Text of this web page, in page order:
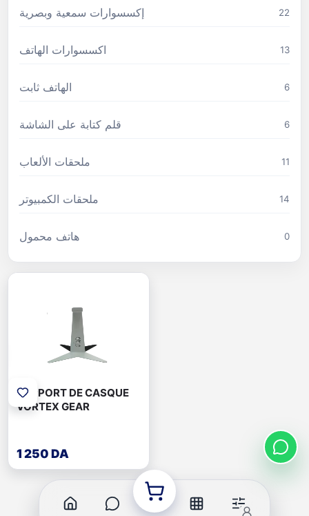
إكسسوارات سمعية وبصرية 22
اكسسوارات الهاتف 13
الهاتف ثابت 6
قلم كتابة على الشاشة 6
ملحقات الألعاب 11
ملحقات الكمبيوتر 14
هاتف محمول 0
SUPPORT DE CASQUE
VORTEX GEAR
1 250 DA